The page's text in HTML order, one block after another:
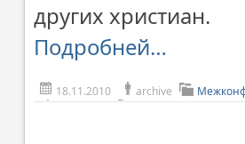
других христиан.
Подробней…
18.11.2010 archive